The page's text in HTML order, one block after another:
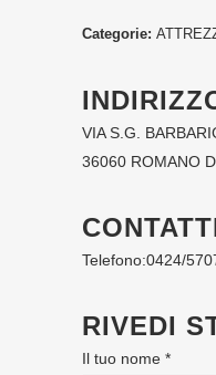
Categorie:
VIA S.G.
36060 ROMANO
Telefono:0424/
RIVEDI
Il tuo nome *